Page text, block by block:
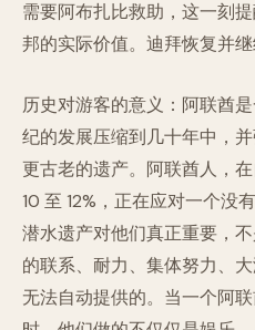
需要阿布扎比救助，这一刻
邦的实际价值。迪拜恢复并继
历史对游客的意义：阿联酋
纪的发展压缩到几十年中，
更古老的遗产。阿联酋人，
10 至 12%，正在应对一个没
潜水遗产对他们真正重要，
的联系、耐力、集体努力、
无法自动提供的。当一个阿